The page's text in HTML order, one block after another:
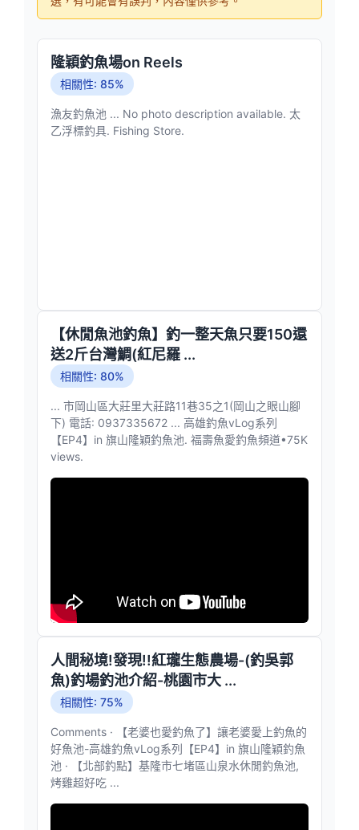
隆穎釣魚場on Reels
相關性: 85%
漁友釣魚池 ... No photo description available. 太
乙浮標釣具. Fishing Store.
【休閒魚池釣魚】釣一整天魚只要150還
送2斤台灣鯛(紅尼羅 ...
相關性: 80%
... 市岡山區大莊里大莊路11巷35之1(岡山之眼山腳
下) 電話: 0937335672 ... 高雄釣魚vLog系列
【EP4】in 旗山隆穎釣魚池. 福壽魚愛釣魚頻道•75K
views.
人間秘境!發現!!紅瓏生態農場-(釣吳郭
魚)釣場釣池介紹-桃園市大 ...
相關性: 75%
Comments · 【老婆也愛釣魚了】讓老婆愛上釣魚的
好魚池-高雄釣魚vLog系列【EP4】in 旗山隆穎釣魚
池 · 【北部釣點】基隆市七堵區山泉水休閒釣魚池,
烤雞超好吃 ...